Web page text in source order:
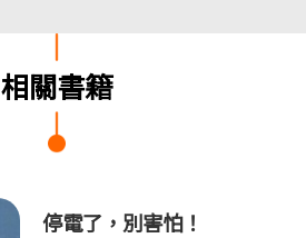
相關書籍
停電了，別害怕！